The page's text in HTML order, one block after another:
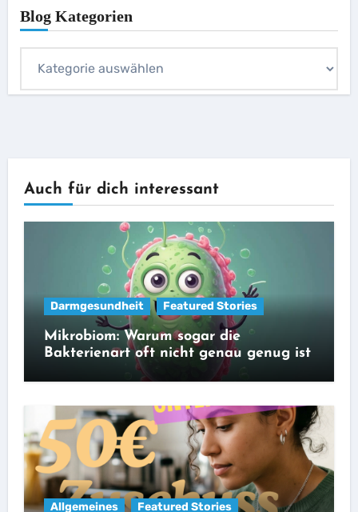
Blog Kategorien
Kategorien
Auch für dich interessant
Darmgesundheit Featured Stories
Mikrobiom: Warum sogar die
Bakterienart oft nicht genau genug ist
Allgemeines Featured Stories